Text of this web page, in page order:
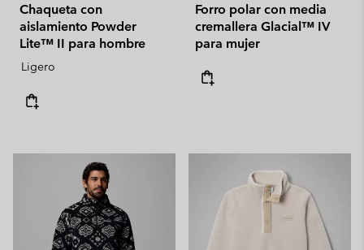
Chaqueta con
aislamiento Powder
Lite™ II para hombre
Ligero
Forro polar con media
cremallera Glacial™ IV
para mujer